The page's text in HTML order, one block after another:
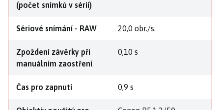
(počet snímků v sérii)
Sériové snímání - RAW 20,0 obr./s.
Zpoždení závěrky při
manuálním zaostření
0,10 s
Čas pro zapnutí 0,9 s